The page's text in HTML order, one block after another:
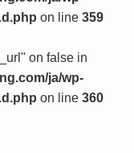
on line 359
on false in
ja/wp-
on line 360